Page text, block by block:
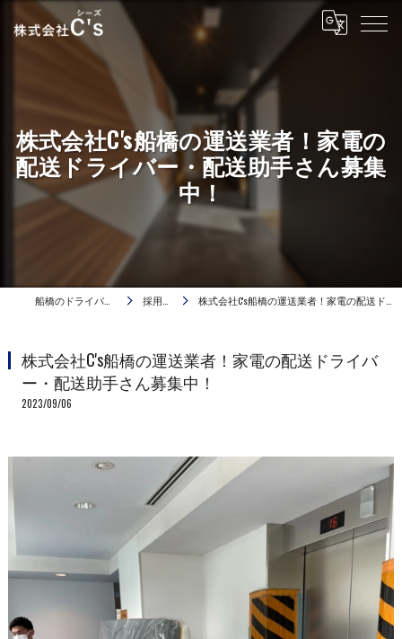
株式会社C's船橋の運送業者！家電の
配送ドライバー・配送助手さん募集
中！
船橋のドライバーは株式会社C's 採用ブログ 株式会社C's船橋の運送業者！家電の配送ドライバー・配送助手さん募集中！
株式会社C's船橋の運送業者！家電の配送ドライバ
ー・配送助手さん募集中！
2023/09/06